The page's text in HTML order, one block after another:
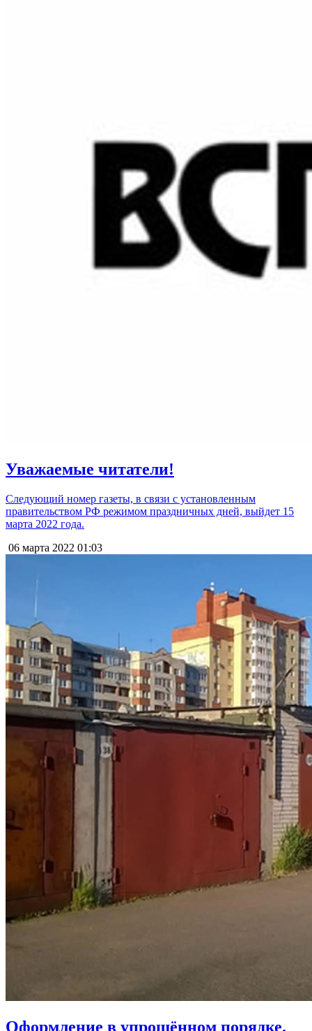
Уважаемые читатели!
Следующий номер газеты, в связи с установленным
правительством РФ режимом праздничных дней, выйдет 15
марта 2022 года.
06 марта 2022 01:03
Оформление в упрощённом порядке.